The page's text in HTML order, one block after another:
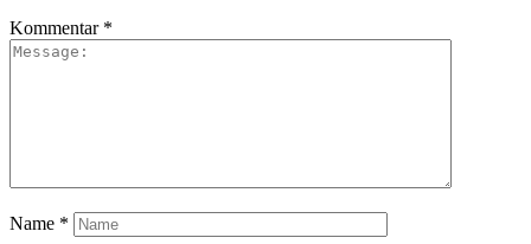
Kommentar *
Name *